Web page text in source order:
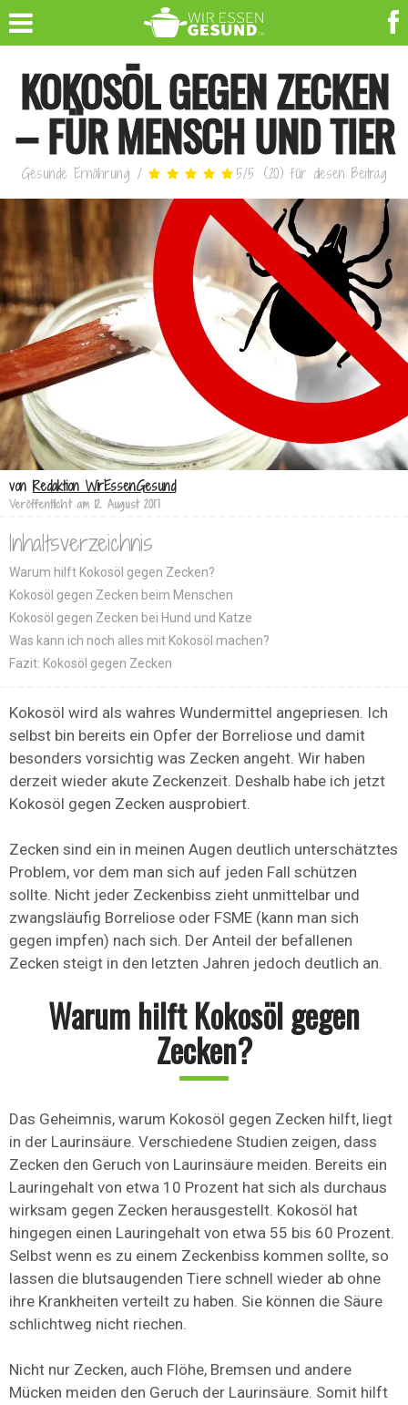
KOKOSÖL GEGEN ZECKEN
– FÜR MENSCH UND TIER
Gesunde Ernährung / 5/5 (20) für diesen Beitrag
von Redaktion WirEssenGesund
Veröffentlicht am 12. August 2017
Inhaltsverzeichnis
Warum hilft Kokosöl gegen Zecken?
Kokosöl gegen Zecken beim Menschen
Kokosöl gegen Zecken bei Hund und Katze
Was kann ich noch alles mit Kokosöl machen?
Fazit: Kokosöl gegen Zecken
Kokosöl wird als wahres Wundermittel angepriesen. Ich
selbst bin bereits ein Opfer der Borreliose und damit
besonders vorsichtig was Zecken angeht. Wir haben
derzeit wieder akute Zeckenzeit. Deshalb habe ich jetzt
Kokosöl gegen Zecken ausprobiert.
Zecken sind ein in meinen Augen deutlich unterschätztes
Problem, vor dem man sich auf jeden Fall schützen
sollte. Nicht jeder Zeckenbiss zieht unmittelbar und
zwangsläufig Borreliose oder FSME (kann man sich
gegen impfen) nach sich. Der Anteil der befallenen
Zecken steigt in den letzten Jahren jedoch deutlich an.
Warum hilft Kokosöl gegen
Zecken?
Das Geheimnis, warum Kokosöl gegen Zecken hilft, liegt
in der Laurinsäure. Verschiedene Studien zeigen, dass
Zecken den Geruch von Laurinsäure meiden. Bereits ein
Lauringehalt von etwa 10 Prozent hat sich als durchaus
wirksam gegen Zecken herausgestellt. Kokosöl hat
hingegen einen Lauringehalt von etwa 55 bis 60 Prozent.
Selbst wenn es zu einem Zeckenbiss kommen sollte, so
lassen die blutsaugenden Tiere schnell wieder ab ohne
ihre Krankheiten verteilt zu haben. Sie können die Säure
schlichtweg nicht riechen.
Nicht nur Zecken, auch Flöhe, Bremsen und andere
Mücken meiden den Geruch der Laurinsäure. Somit hilft